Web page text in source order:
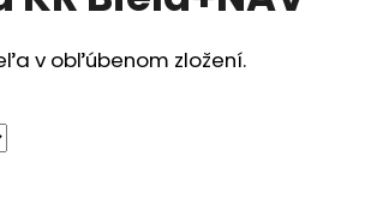
v obľúbenom zložení.